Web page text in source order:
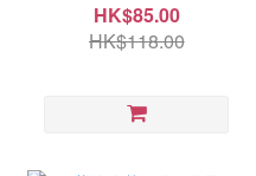
HK$85.00
HK$118.00